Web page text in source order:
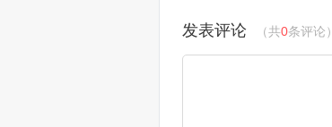
发表评论 （共0条评论）